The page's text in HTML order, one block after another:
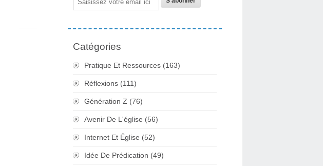
Catégories
Pratique Et Ressources (163)
Réflexions (111)
Génération Z (76)
Avenir De L'église (56)
Internet Et Église (52)
Idée De Prédication (49)